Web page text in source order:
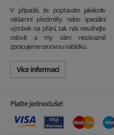
V případě, že poptáváte jakékoliv
reklamní předměty nebo speciální
výrobek na přání, tak nás neváhejte
oslovit a my vám nezávazně
zpracujeme cenovou nabídku.
Více informací
Plaťte jednoduše!